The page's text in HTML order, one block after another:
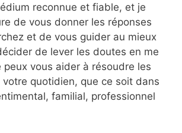
reconnue et fiable, et je
de vous donner les réponses
et de vous guider au mieux
de lever les doutes en me
peux vous aider à résoudre les
quotidien, que ce soit dans
familial, professionnel